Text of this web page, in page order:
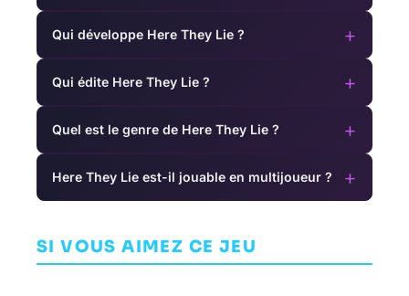
Qui développe Here They Lie ? +
Qui édite Here They Lie ? +
Quel est le genre de Here They Lie ? +
Here They Lie est-il jouable en multijoueur ? +
SI VOUS AIMEZ CE JEU
AVENTURE
Watch Dogs:
UBISOFT